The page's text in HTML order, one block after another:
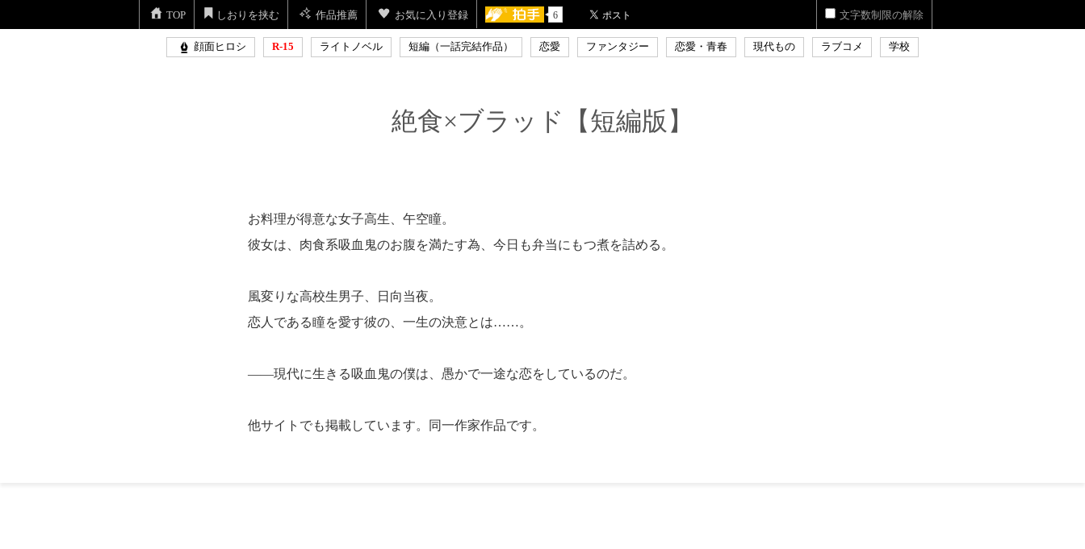
TOP しおりを挟む 作品推薦 お気に入り登録 6 文字数制限の解除
顔面ヒロシ R-15 ライトノベル 短編（一話完結作品） 恋愛 ファンタジー 恋愛・青春 現代もの ラブコメ 学校
絶食×ブラッド【短編版】
お料理が得意な女子高生、午空瞳。
彼女は、肉食系吸血鬼のお腹を満たす為、今日も弁当にもつ煮を詰める。
風変りな高校生男子、日向当夜。
恋人である瞳を愛す彼の、一生の決意とは……。
――現代に生きる吸血鬼の僕は、愚かで一途な恋をしているのだ。
他サイトでも掲載しています。同一作家作品です。